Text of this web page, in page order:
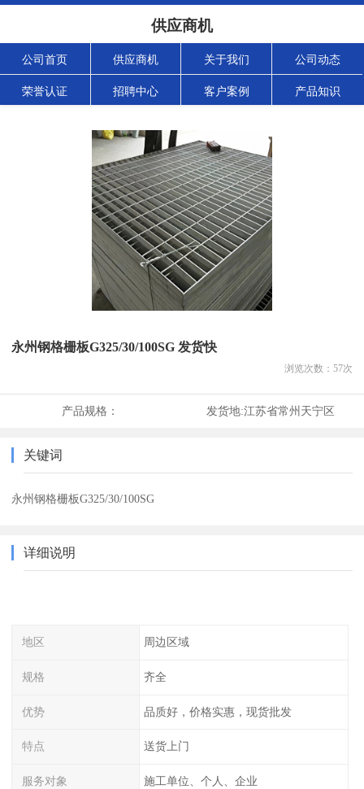
供应商机
公司首页 供应商机 关于我们 公司动态
荣誉认证 招聘中心 客户案例 产品知识
永州钢格栅板G325/30/100SG 发货快
浏览次数： 57次
产品规格： 发货地:江苏省常州天宁区
关键词
永州钢格栅板G325/30/100SG
详细说明
地区 周边区域
规格 齐全
优势 品质好，价格实惠，现货批发
特点 送货上门
服务对象 施工单位、个人、企业